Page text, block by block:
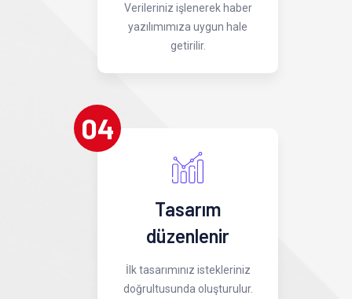
Verileriniz işlenerek haber
yazılımımıza uygun hale
getirilir.
04
Tasarım
düzenlenir
İlk tasarımınız istekleriniz
doğrultusunda oluşturulur.